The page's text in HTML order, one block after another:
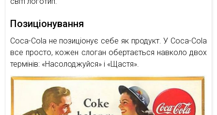
Позиціонування
Coca-Cola не позиціонує себе як продукт. У Coca-Cola
все просто, кожен слоган обертається навколо двох
термінів: «Насолоджуйся» і «Щастя».